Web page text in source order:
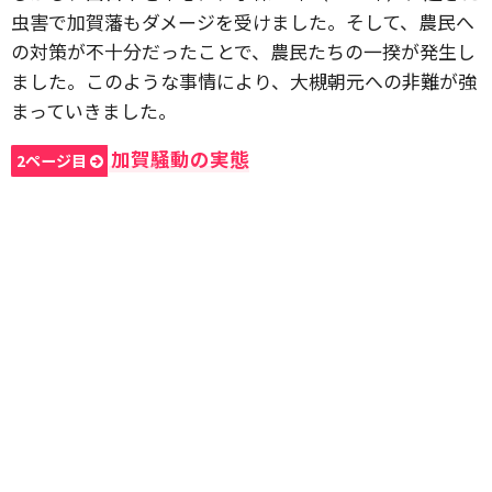
虫害で加賀藩もダメージを受けました。そして、農民へ
の対策が不十分だったことで、農民たちの一揆が発生し
ました。このような事情により、大槻朝元への非難が強
まっていきました。
2ページ目 加賀騒動の実態